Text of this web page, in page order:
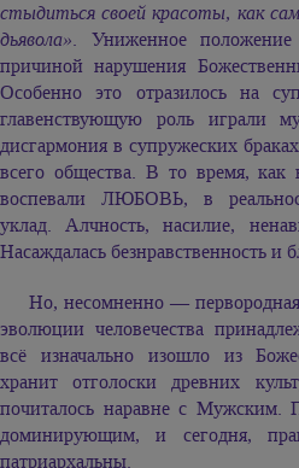
стыдиться своей красоты, как
дьявола». Униженное
причиной нарушения
Особенно это отразилось на
главенствующую роль играли
дисгармония в супружеских
всего общества. В то время, как
воспевали ЛЮБОВЬ, в
уклад. Алчность, насилие,
Насаждалась безнравственность и
Но, несомненно —
эволюции человечества
всё изначально изошло из
хранит отголоски древних
почиталось наравне с Мужским.
доминирующим, и сегодня,
патриархальны.